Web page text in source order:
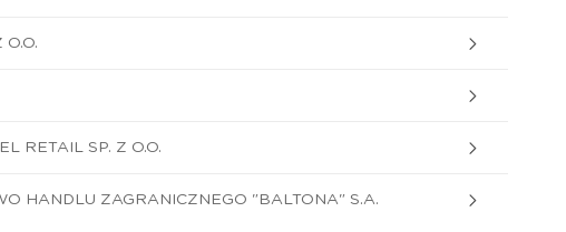
O.O.
RETAIL SP. Z O.O.
HANDLU ZAGRANICZNEGO "BALTONA" S.A.